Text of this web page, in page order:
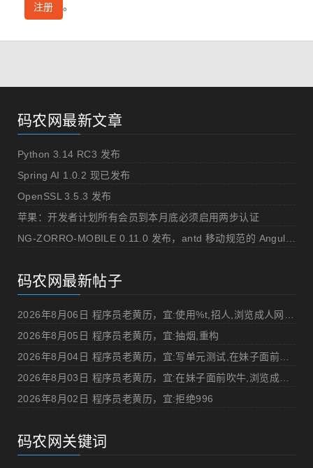
注册 。
码农网最新文章
Python 3.14 RC3 发布
Spring AI 1.0.2 现已发布
OpenSSL 3.5.3 发布
苹果：开发者计划所有会员到本月底必须启用两步认证
码农网最新帖子
2026年8月05日 程序员老黄历，宜:抽烟,重构
2026年8月02日 程序员老黄历，宜:拒绝996
码农网关键词